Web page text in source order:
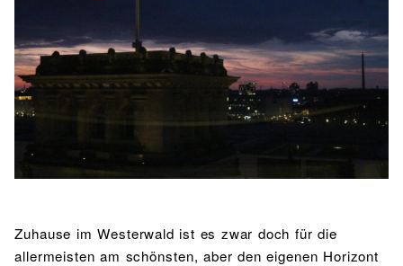
Bibliothek Bibliothekskatalog
Schulbuchausleihe
Lehrmittelfreiheit
Buchempfehlungen
Mensa & Bistro
SPORT
Sport als Leistungsfach Exkursionen
Wettkämpfe
Fachschaft
Zuhause im Westerwald ist es zwar doch für die
allermeisten am schönsten, aber den eigenen Horizont